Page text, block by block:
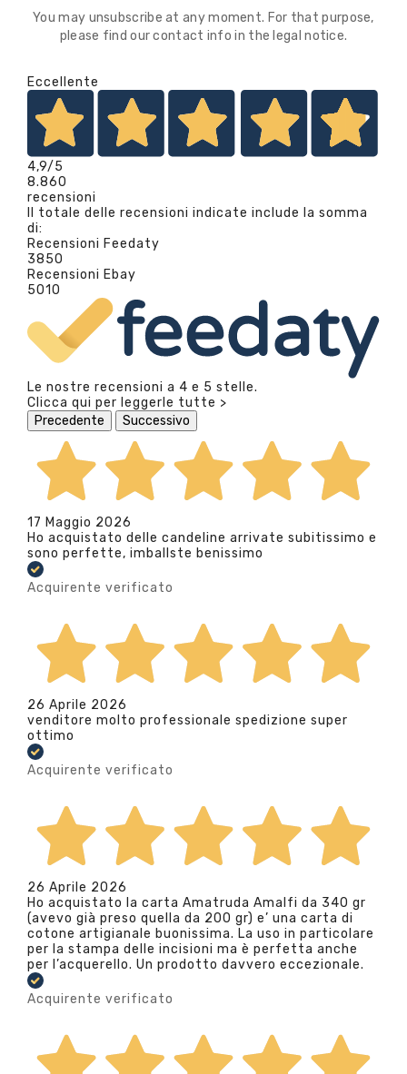
You may unsubscribe at any moment. For that purpose,
please find our contact info in the legal notice.
Eccellente
4,9/5
8.860
recensioni
Il totale delle recensioni indicate include la somma
di:
Recensioni Feedaty
3850
Recensioni Ebay
5010
Le nostre recensioni a 4 e 5 stelle.
Clicca qui per leggerle tutte >
Precedente
Successivo
17 Maggio 2026
Ho acquistato delle candeline arrivate subitissimo e
sono perfette, imballste benissimo
Acquirente verificato
26 Aprile 2026
venditore molto professionale spedizione super
ottimo
Acquirente verificato
26 Aprile 2026
Ho acquistato la carta Amatruda Amalfi da 340 gr
(avevo già preso quella da 200 gr) e’ una carta di
cotone artigianale buonissima. La uso in particolare
per la stampa delle incisioni ma è perfetta anche
per l’acquerello. Un prodotto davvero eccezionale.
Acquirente verificato